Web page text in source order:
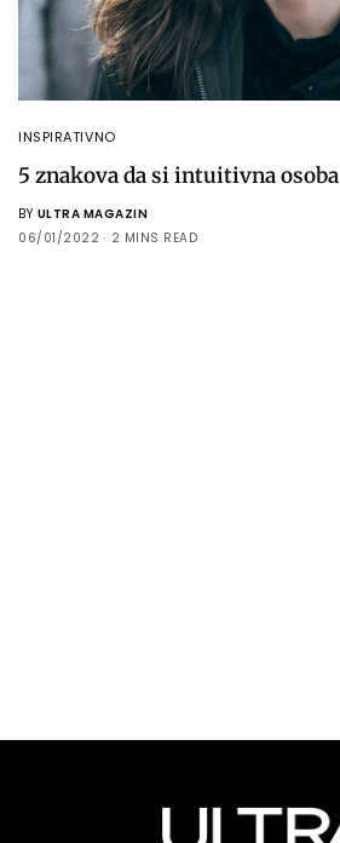
INSPIRATIVNO
5 znakova da si intuitivna osoba
BY ULTRA MAGAZIN
06/01/2022
2 MINS READ